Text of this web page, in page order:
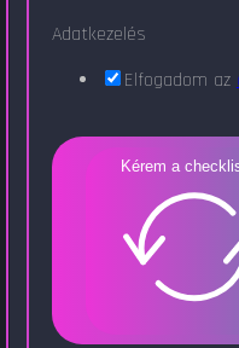
Adatkezelés
Elfogadom az
Kérem a